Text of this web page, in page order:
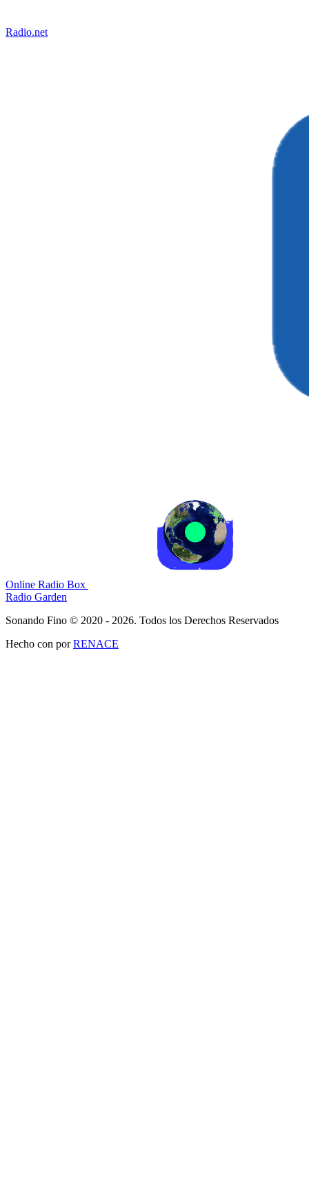
Radio.net
Online Radio Box
Radio Garden
Sonando Fino © 2020 - 2026. Todos los Derechos Reservados
Hecho con porRENACE